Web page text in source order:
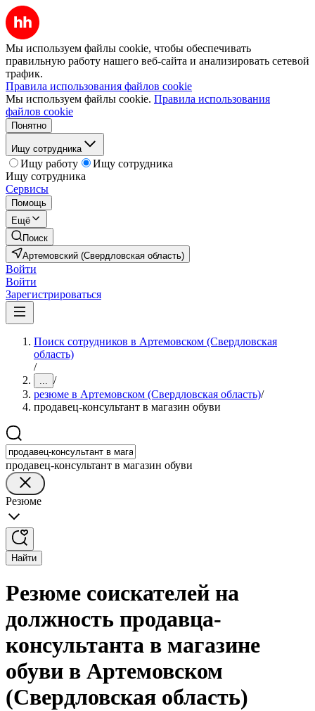
Мы используем файлы cookie, чтобы обеспечивать
правильную работу нашего веб-сайта и анализировать сетевой
трафик.
Правила использования файлов cookie
Мы используем файлы cookie. Правила использования
файлов cookie
Понятно
Ищу сотрудника
Ищу работу
Ищу сотрудника
Ищу сотрудника
Сервисы
Помощь
Ещё
Поиск
Артемовский (Свердловская область)
Войти
Войти
Зарегистрироваться
Поиск сотрудников в Артемовском (Свердловская
область)
/
... /
резюме в Артемовском (Свердловская область)/
продавец-консультант в магазин обуви
продавец-консультант в магазин обуви
Резюме
Найти
Резюме соискателей на
должность продавца-
консультанта в магазине
обуви в Артемовском
(Свердловская область)